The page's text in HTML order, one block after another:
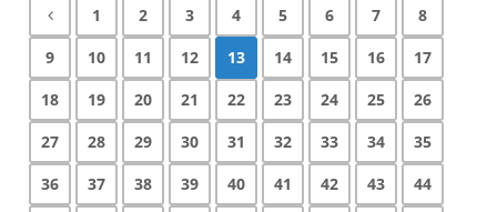
1 2 3 4 5 6 7
8
9
10 11 12 13 14 15 16
17
18
19 20 21 22 23 24 25
26
27
28 29 30 31 32 33 34
35
36
37 38 39 40 41 42 43
44